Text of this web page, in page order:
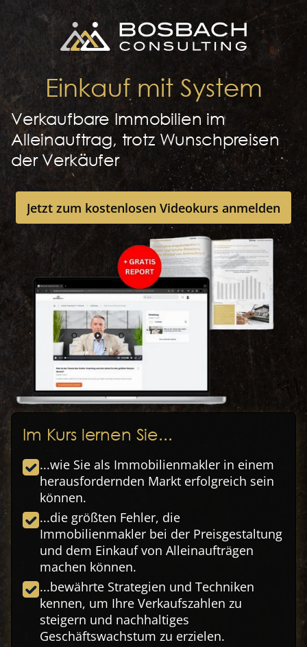
Einkauf mit System
Verkaufbare Immobilien im
Alleinauftrag, trotz Wunschpreisen
der Verkäufer
Im Kurs lernen Sie...
...wie Sie als Immobilienmakler in einem
herausfordernden Markt erfolgreich sein
können.
...die größten Fehler, die
Immobilienmakler bei der Preisgestaltung
und dem Einkauf von Alleinaufträgen
machen können.
...bewährte Strategien und Techniken
kennen, um Ihre Verkaufszahlen zu
steigern und nachhaltiges
Geschäftswachstum zu erzielen.
Jetzt zum kostenlosen Videokurs anmelden
Jetzt zum kostenlosen Videokurs anmelden